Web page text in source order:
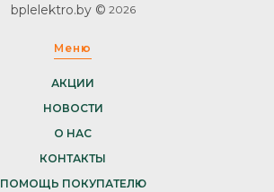
bplelektro.by © 2026
Меню
АКЦИИ
НОВОСТИ
О НАС
КОНТАКТЫ
ПОМОЩЬ ПОКУПАТЕЛЮ